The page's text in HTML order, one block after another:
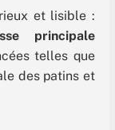
et lisible :
principale
telles que
des patins et